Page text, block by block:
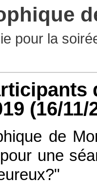
pour la
(16/11/
de
une